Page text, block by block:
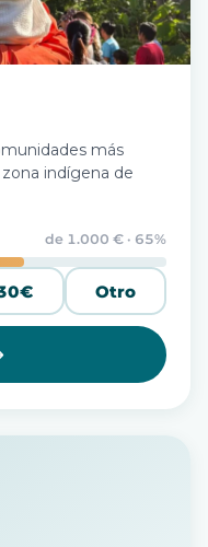
más
indígena de
de 1.000 € · 65%
Otro